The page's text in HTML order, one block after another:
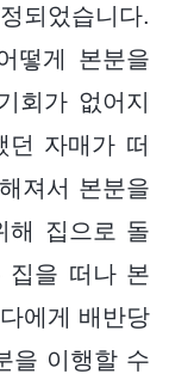
되었습니다.
떻게 본분을
회가 없어지
던 자매가 떠
져서 본분을
해 집으로 돌
집을 떠나 본
에게 배반당
을 이행할 수